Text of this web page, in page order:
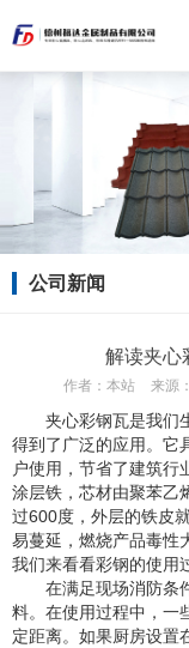
公司新闻
解读夹心
作者： 本站 来源：
夹心彩钢瓦是我们
得到了广泛的应用。它
户使用，节省了建筑行
涂层铁，芯材由聚苯乙
过600度，外层的铁皮
易蔓延，燃烧产品毒性
我们来看看彩钢的使用
在满足现场消防条
料。在使用过程中，一
定距离。如果厨房设置